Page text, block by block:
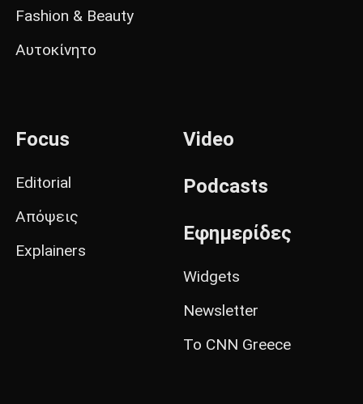
Fashion & Beauty
Αυτοκίνητο
Focus
Editorial
Απόψεις
Explainers
Video
Podcasts
Εφημερίδες
Widgets
Newsletter
Το CNN Greece